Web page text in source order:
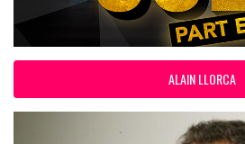
ALAIN LLORCA